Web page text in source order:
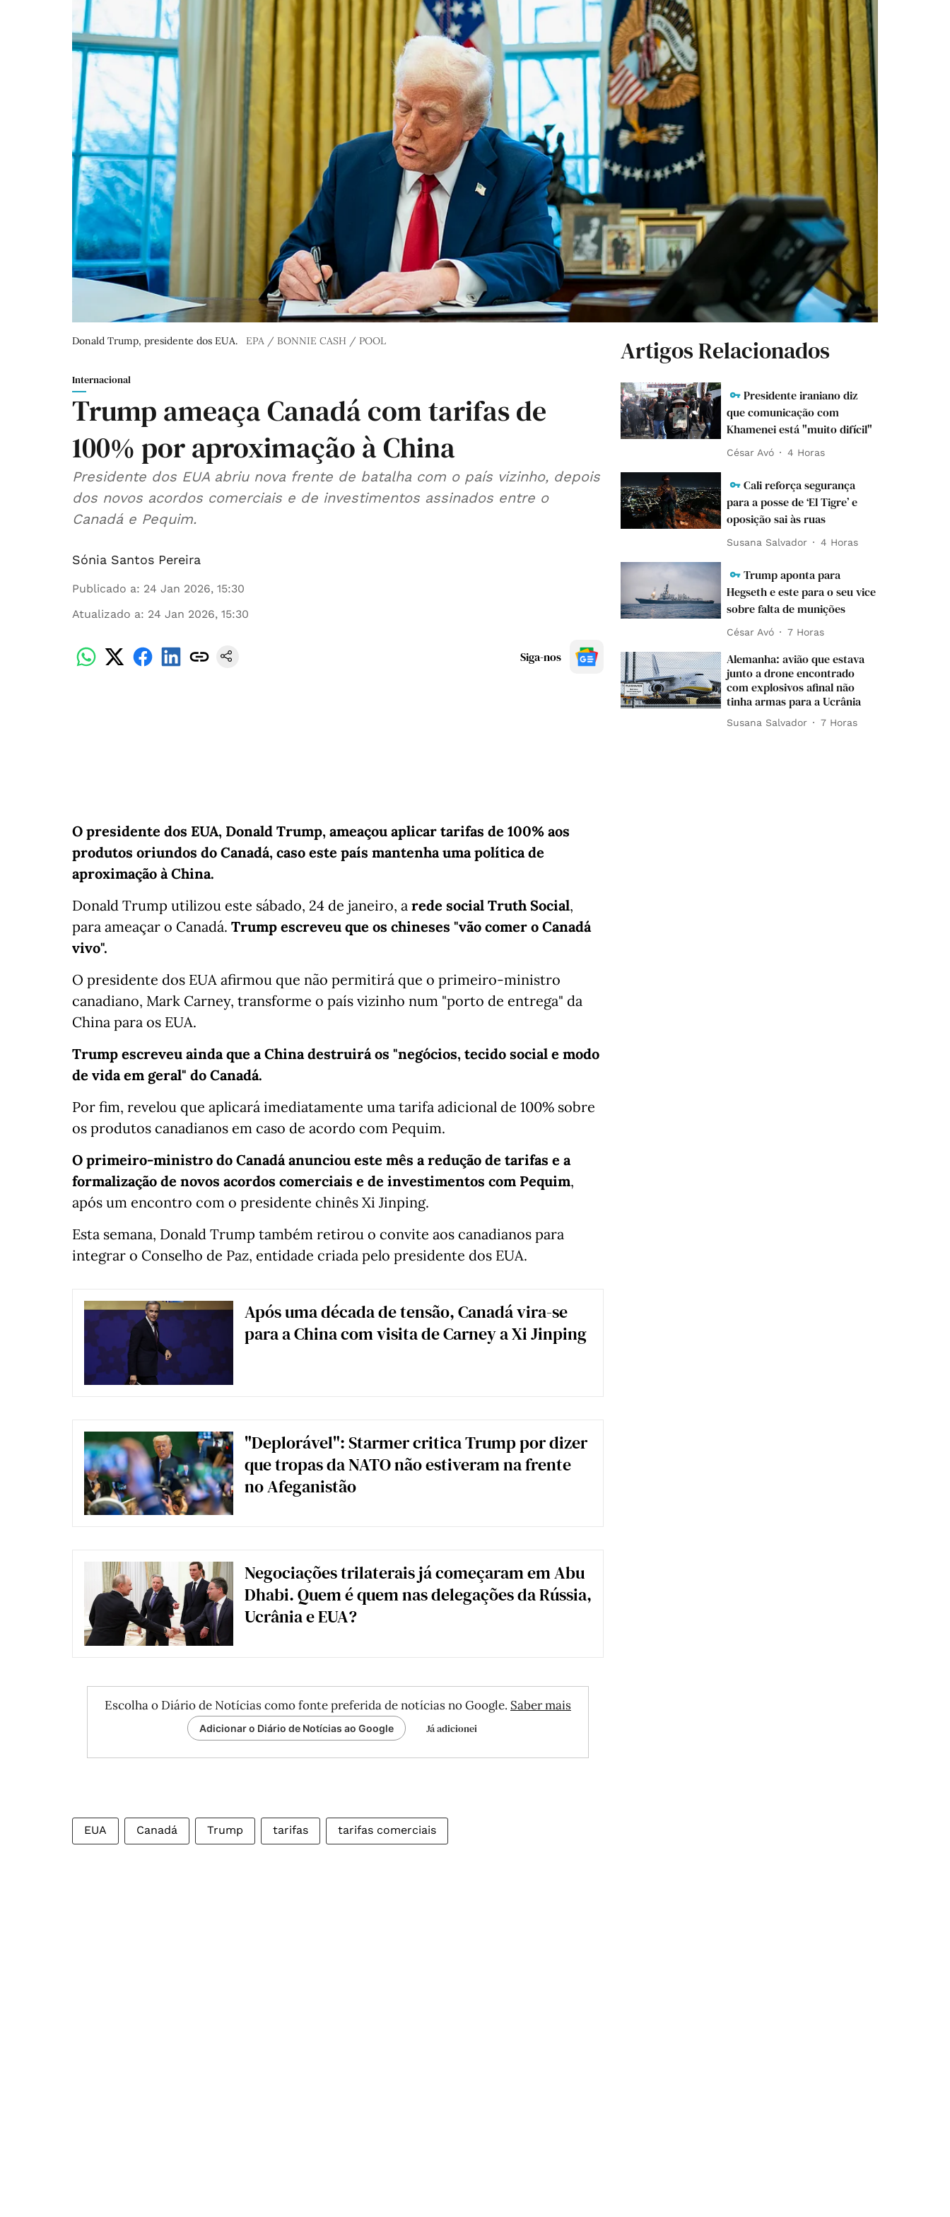
Donald Trump, presidente dos EUA. EPA / BONNIE CASH / POOL
Internacional
Trump ameaça Canadá com tarifas de
100% por aproximação à China
Presidente dos EUA abriu nova frente de batalha com o país vizinho, depois
dos novos acordos comerciais e de investimentos assinados entre o
Canadá e Pequim.
Sónia Santos Pereira
Publicado a: 24 Jan 2026, 15:30
Atualizado a: 24 Jan 2026, 15:30
Siga-nos
O presidente dos EUA, Donald Trump, ameaçou aplicar tarifas de 100% aos
produtos oriundos do Canadá, caso este país mantenha uma política de
aproximação à China.
Donald Trump utilizou este sábado, 24 de janeiro, a rede social Truth Social,
para ameaçar o Canadá. Trump escreveu que os chineses "vão comer o Canadá
vivo".
O presidente dos EUA afirmou que não permitirá que o primeiro-ministro
canadiano, Mark Carney, transforme o país vizinho num "porto de entrega" da
China para os EUA.
Trump escreveu ainda que a China destruirá os "negócios, tecido social e modo
de vida em geral" do Canadá.
Por fim, revelou que aplicará imediatamente uma tarifa adicional de 100% sobre
os produtos canadianos em caso de acordo com Pequim.
O primeiro-ministro do Canadá anunciou este mês a redução de tarifas e a
formalização de novos acordos comerciais e de investimentos com Pequim,
após um encontro com o presidente chinês Xi Jinping.
Esta semana, Donald Trump também retirou o convite aos canadianos para
integrar o Conselho de Paz, entidade criada pelo presidente dos EUA.
Após uma década de tensão, Canadá vira-se
para a China com visita de Carney a Xi Jinping
"Deplorável": Starmer critica Trump por dizer
que tropas da NATO não estiveram na frente
no Afeganistão
Negociações trilaterais já começaram em Abu
Dhabi. Quem é quem nas delegações da Rússia,
Ucrânia e EUA?
Escolha o Diário de Notícias como fonte preferida de notícias no Google. Saber mais
Adicionar o Diário de Notícias ao Google Já adicionei
EUA Canadá Trump tarifas tarifas comerciais
Artigos Relacionados
Presidente iraniano diz
que comunicação com
Khamenei está "muito difícil"
César Avó 4 Horas
Cali reforça segurança
para a posse de ‘El Tigre’ e
oposição sai às ruas
Susana Salvador 4 Horas
Trump aponta para
Hegseth e este para o seu vice
sobre falta de munições
César Avó 7 Horas
Alemanha: avião que estava
junto a drone encontrado
com explosivos afinal não
tinha armas para a Ucrânia
Susana Salvador 7 Horas